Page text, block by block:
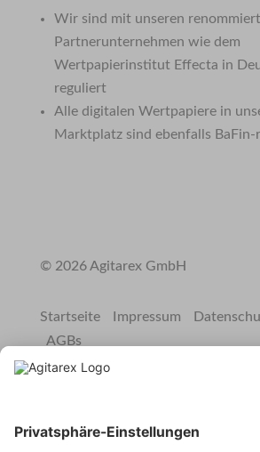
Wir sind mit unseren
Partnerunternehmen wie dem
Wertpapierinstitut Effecta in
reguliert
Alle digitalen Wertpapiere in
Marktplatz sind ebenfalls
© 2026 Agitarex GmbH
Startseite Impressum
AGBs
Cookie-Management
Gesetzlicher Risikohinweis: